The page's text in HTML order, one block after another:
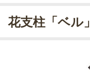
花支柱「ベル」